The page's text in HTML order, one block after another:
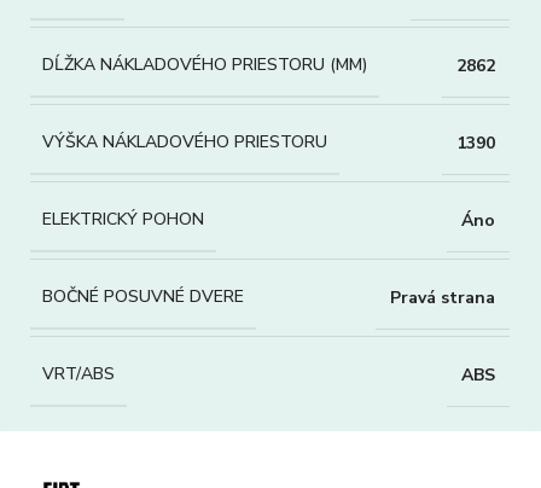
DĹŽKA NÁKLADOVÉHO PRIESTORU (MM) 2862
VÝŠKA NÁKLADOVÉHO PRIESTORU 1390
ELEKTRICKÝ POHON Áno
BOČNÉ POSUVNÉ DVERE Pravá strana
VRT/ABS ABS